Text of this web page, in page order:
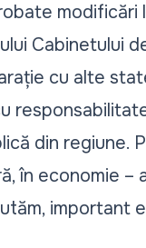
modificări
Cabinetului
cu alte
din regiune.
în economie –
important